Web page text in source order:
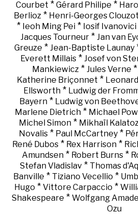
Courbet * Gérard Philipe *
Berlioz * Henri-Georges Clouzot
* Ieoh Ming Pei * Iosif Ivanovici
Jacques Tourneur* Jan van
Greuze * Jean-Baptiste Launay
Everett Millais * Josef von
Mankiewicz * Jules Verne *
Katherine Briçonnet *
Ellsworth* Ludwig der
Bayern* Ludwig von
Marlene Dietrich* Michael
Michel Simon * Mikhaïl
Novalis* Paul McCartney*
René Dubos* Rex Harrison*
Amundsen* Robert Burns*
Stefan Vladislav * Thomas
Banville * Tiziano Vecellio *
Hugo * Vittore Carpaccio *
Shakespeare * Wolfgang
Ozu